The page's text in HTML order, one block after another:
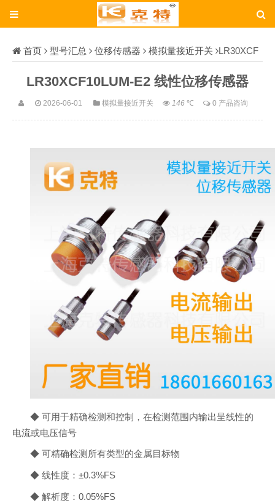
首页 型号汇总 位移传感器 模拟量接近开关 LR30XCF
LR30XCF10LUM-E2 线性位移传感器
2026-06-01 模拟量接近开关 146℃ 0 产品咨询
◆ 可用于精确检测和控制，在检测范围内输出呈线性的
电流或电压信号
◆ 可精确检测所有类型的金属目标物
◆ 线性度：±0.3%FS
◆ 解析度：0.05%FS